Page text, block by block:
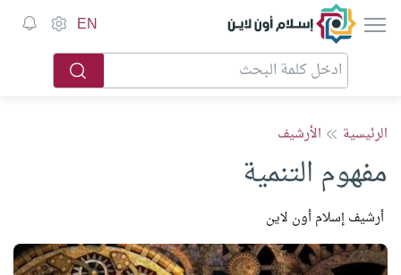
إسلام أون لاين EN
الرئيسية الأرشيف
مفهوم التنمية
أرشيف إسلام أون لاين